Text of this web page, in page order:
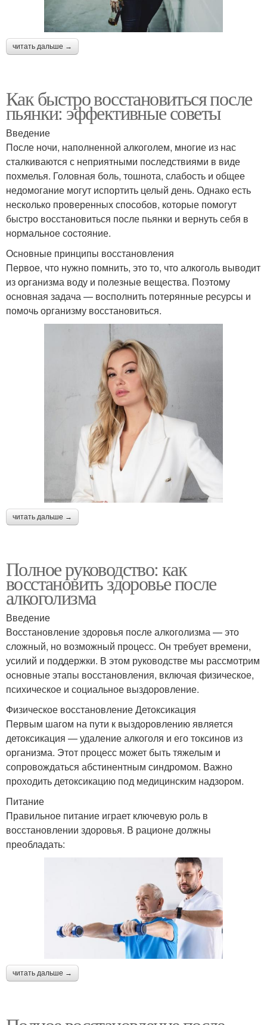
читать дальше →
Как быстро восстановиться после
пьянки: эффективные советы
Введение
После ночи, наполненной алкоголем, многие из нас
сталкиваются с неприятными последствиями в виде
похмелья. Головная боль, тошнота, слабость и общее
недомогание могут испортить целый день. Однако есть
несколько проверенных способов, которые помогут
быстро восстановиться после пьянки и вернуть себя в
нормальное состояние.
Основные принципы восстановления
Первое, что нужно помнить, это то, что алкоголь выводит
из организма воду и полезные вещества. Поэтому
основная задача — восполнить потерянные ресурсы и
помочь организму восстановиться.
читать дальше →
Полное руководство: как
восстановить здоровье после
алкоголизма
Введение
Восстановление здоровья после алкоголизма — это
сложный, но возможный процесс. Он требует времени,
усилий и поддержки. В этом руководстве мы рассмотрим
основные этапы восстановления, включая физическое,
психическое и социальное выздоровление.
Физическое восстановление Детоксикация
Первым шагом на пути к выздоровлению является
детоксикация — удаление алкоголя и его токсинов из
организма. Этот процесс может быть тяжелым и
сопровождаться абстинентным синдромом. Важно
проходить детоксикацию под медицинским надзором.
Питание
Правильное питание играет ключевую роль в
восстановлении здоровья. В рационе должны
преобладать:
читать дальше →